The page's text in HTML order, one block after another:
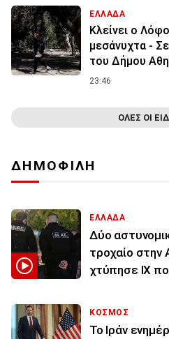
ΕΛΛΑΔΑ
Κλείνει ο
μεσάνυχτα -
του Δήμου
23:46
ΟΛΕΣ ΟΙ
ΔΗΜΟΦΙΛΗ
ΕΛΛΑΔΑ
Δύο
τροχαίο στην
χτύπησε ΙΧ
ΚΟΣΜΟΣ
To Ιράν